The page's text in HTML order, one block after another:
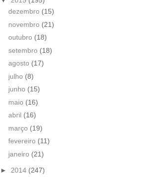
dezembro (15)
novembro (21)
outubro (18)
setembro (18)
agosto (17)
julho (8)
junho (15)
maio (16)
abril (16)
março (19)
fevereiro (11)
janeiro (21)
► 2014 (247)